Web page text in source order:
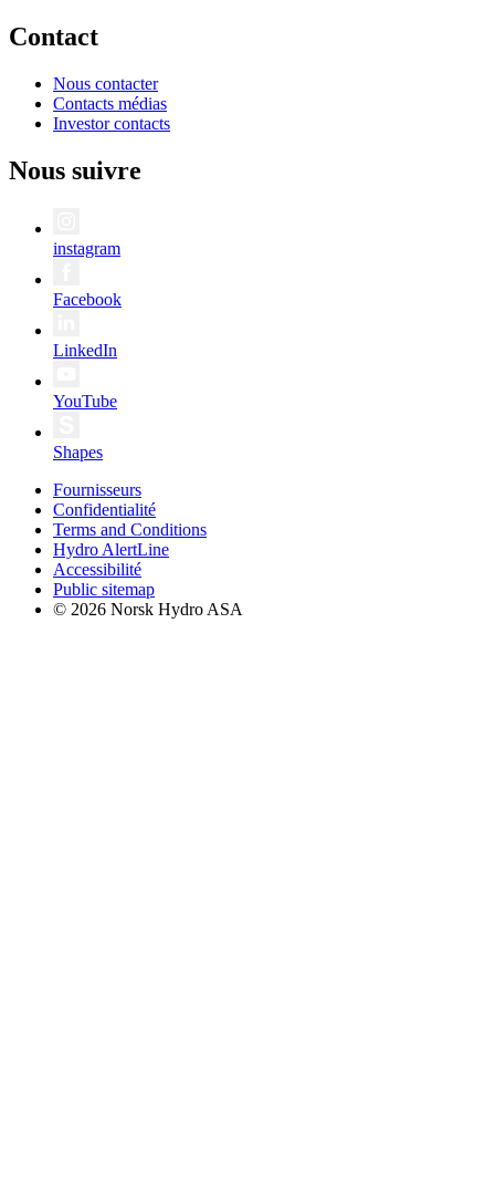
Contact
Nous contacter
Contacts médias
Investor contacts
Nous suivre
instagram
Facebook
LinkedIn
YouTube
Shapes
Fournisseurs
Confidentialité
Terms and Conditions
Hydro AlertLine
Accessibilité
Public sitemap
© 2026 Norsk Hydro ASA